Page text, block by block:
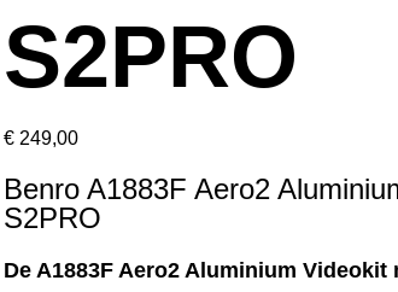
S2PRO
€ 249,00
Benro A1883F Aero2
S2PRO
De A1883F Aero2 Aluminium Videokit